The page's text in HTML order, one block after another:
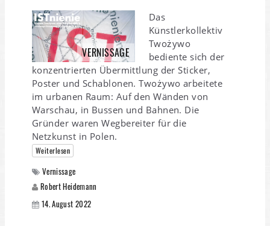
VERNISSAGE
Das
Künstlerkollektiv
Twożywo
bediente sich der
konzentrierten Übermittlung der Sticker,
Poster und Schablonen. Twożywo arbeitete
im urbanen Raum: Auf den Wänden von
Warschau, in Bussen und Bahnen. Die
Gründer waren Wegbereiter für die
Netzkunst in Polen.
Weiterlesen
Vernissage
Robert Heidemann
14. August 2022